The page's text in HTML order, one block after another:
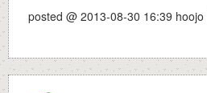
posted @ 2013-08-30 16:39 hoojo